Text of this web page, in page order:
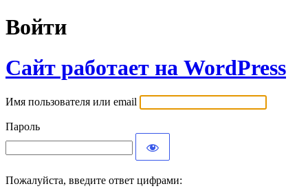
Войти
Сайт работает на WordPress
Имя пользователя или email
Пароль
Пожалуйста, введите ответ цифрами: